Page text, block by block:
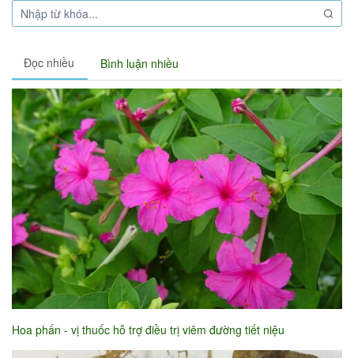
Đọc nhiều Bình luận nhiều
Hoa phấn - vị thuốc hỗ trợ điều trị viêm đường tiết niệu